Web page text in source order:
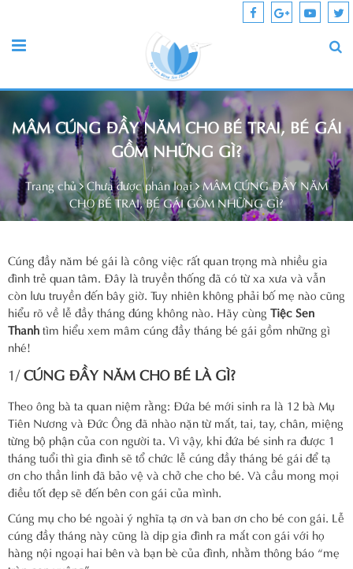
MÂM CÚNG ĐẦY NĂM CHO BÉ TRAI, BÉ GÁI
GỒM NHỮNG GÌ?
Trang chủ Chưa được phân loại MÂM CÚNG ĐẦY NĂM
CHO BÉ TRAI, BÉ GÁI GỒM NHỮNG GÌ?
Cúng đầy năm bé gái là công việc rất quan trọng mà nhiều gia
đình trẻ quan tâm. Đây là truyền thống đã có từ xa xưa và vẫn
còn lưu truyền đến bây giờ. Tuy nhiên không phải bố mẹ nào cũng
hiểu rõ về lễ đầy tháng đúng không nào. Hãy cùng Tiệc Sen
Thanhtìm hiểu xem mâm cúng đầy tháng bé gái gồm những gì
nhé!
1/CÚNG ĐẦY NĂM CHO BÉ LÀ GÌ?
Theo ông bà ta quan niệm rằng: Đứa bé mới sinh ra là 12 bà Mụ
Tiên Nương và Đức Ông đã nhào nặn từ mắt, tai, tay, chân, miệng
từng bộ phận của con người ta. Vì vậy, khi đứa bé sinh ra được 1
tháng tuổi thì gia đình sẽ tổ chức lễ cúng đầy tháng bé gái để tạ
ơn cho thần linh đã bảo vệ và chở che cho bé. Và cầu mong mọi
điều tốt đẹp sẽ đến bên con gái của mình.
Cúng mụ cho bé ngoài ý nghĩa tạ ơn và ban ơn cho bé con gái. Lễ
cúng đầy tháng này cũng là dịp gia đình ra mắt con gái với họ
hàng nội ngoại hai bên và bạn bè của đình, nhằm thông báo “mẹ